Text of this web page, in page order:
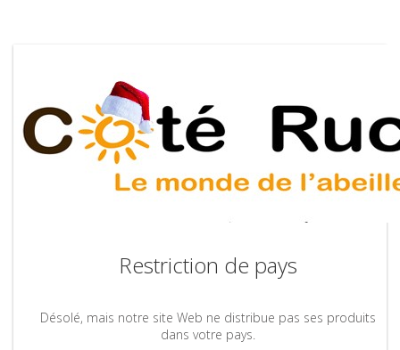
Restriction de pays
Désolé, mais notre site Web ne distribue pas ses produits
dans votre pays.